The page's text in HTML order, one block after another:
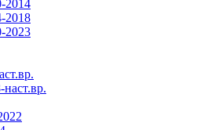
2014
2018
2023